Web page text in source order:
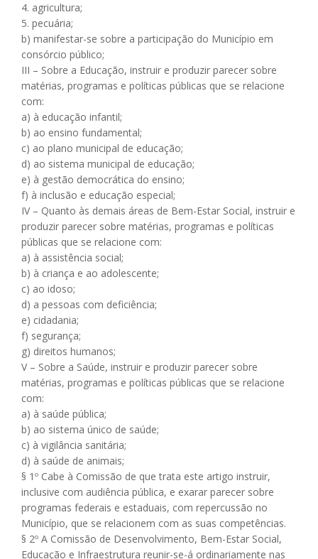
4. agricultura;
5. pecuária;
b) manifestar-se sobre a participação do Município em
consórcio público;
III – Sobre a Educação, instruir e produzir parecer sobre
matérias, programas e políticas públicas que se relacione
com:
a) à educação infantil;
b) ao ensino fundamental;
c) ao plano municipal de educação;
d) ao sistema municipal de educação;
e) à gestão democrática do ensino;
f) à inclusão e educação especial;
IV – Quanto às demais áreas de Bem-Estar Social, instruir e
produzir parecer sobre matérias, programas e políticas
públicas que se relacione com:
a) à assistência social;
b) à criança e ao adolescente;
c) ao idoso;
d) a pessoas com deficiência;
e) cidadania;
f) segurança;
g) direitos humanos;
V – Sobre a Saúde, instruir e produzir parecer sobre
matérias, programas e políticas públicas que se relacione
com:
a) à saúde pública;
b) ao sistema único de saúde;
c) à vigilância sanitária;
d) à saúde de animais;
§ 1º Cabe à Comissão de que trata este artigo instruir,
inclusive com audiência pública, e exarar parecer sobre
programas federais e estaduais, com repercussão no
Município, que se relacionem com as suas competências.
§ 2º A Comissão de Desenvolvimento, Bem-Estar Social,
Educação e Infraestrutura reunir-se-á ordinariamente nas